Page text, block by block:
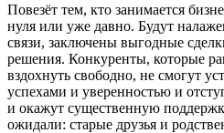
Повезёт тем, кто занимается
нуля или уже давно. Будут
связи, заключены выгодные
решения. Конкуренты, которые
вздохнуть свободно, не смогут
успехами и уверенностью и
и окажут существенную
ожидали: старые друзья и